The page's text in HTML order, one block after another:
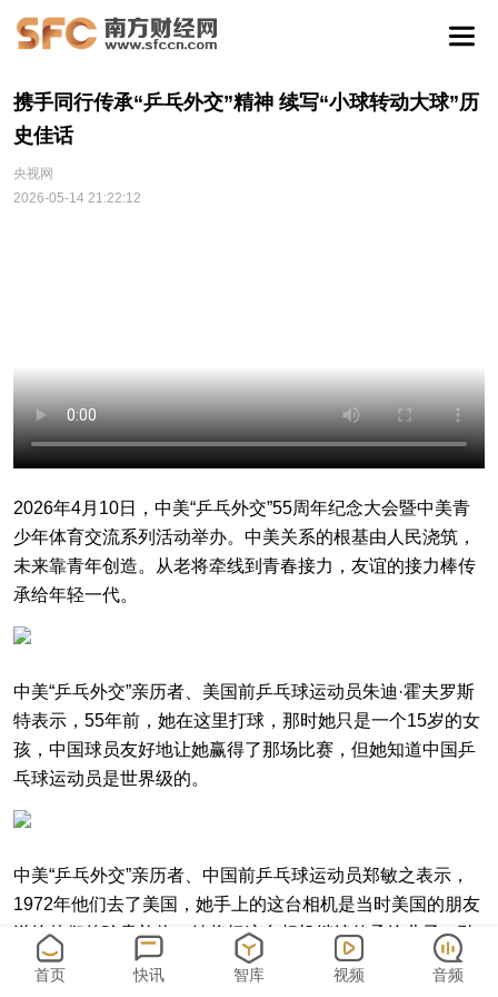
携手同行传承“乒乓外交”精神 续写“小球转动大球”历
史佳话
央视网
2026-05-14 21:22:12
2026年4月10日，中美“乒乓外交”55周年纪念大会暨中美青
少年体育交流系列活动举办。中美关系的根基由人民浇筑，
未来靠青年创造。从老将牵线到青春接力，友谊的接力棒传
承给年轻一代。
中美“乒乓外交”亲历者、美国前乒乓球运动员朱迪·霍夫罗斯
特表示，55年前，她在这里打球，那时她只是一个15岁的女
孩，中国球员友好地让她赢得了那场比赛，但她知道中国乒
乓球运动员是世界级的。
中美“乒乓外交”亲历者、中国前乒乓球运动员郑敏之表示，
1972年他们去了美国，她手上的这台相机是当时美国的朋友
送给他们的珍贵礼物，她将把这台相机继续传承给儿子、孙
女，并将中美友谊代代相传。
首页 快讯 智库 视频 音频